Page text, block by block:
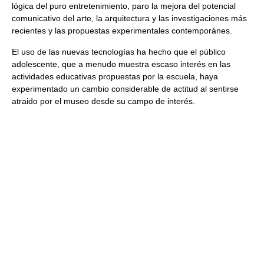
lógica del puro entretenimiento, paro la mejora del potencial
comunicativo del arte, la arquitectura y las investigaciones más
recientes y las propuestas experimentales contemporánes.
El uso de las nuevas tecnologías ha hecho que el público
adolescente, que a menudo muestra escaso interés en las
actividades educativas propuestas por la escuela, haya
experimentado un cambio considerable de actitud al sentirse
atraido por el museo desde su campo de interés.